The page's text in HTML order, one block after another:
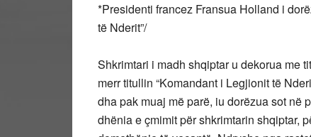
*Presidenti francez Fransua Holland i
të Nderit”/
Shkrimtari i madh shqiptar u dekorua me
merr titullin “Komandant i Legjionit të
dha pak muaj më parë, iu dorëzua sot në
dhënia e çmimit për shkrimtarin shqiptar,